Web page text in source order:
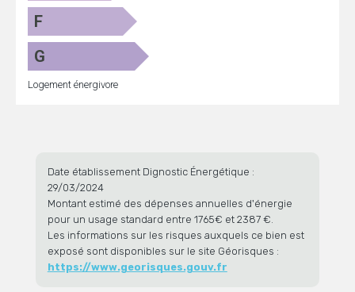
F
G
Logement énergivore
Date établissement Dignostic Énergétique :
29/03/2024
Montant estimé des dépenses annuelles d'énergie
pour un usage standard entre 1765€ et 2387 €.
Les informations sur les risques auxquels ce bien est
exposé sont disponibles sur le site Géorisques :
https://www.georisques.gouv.fr